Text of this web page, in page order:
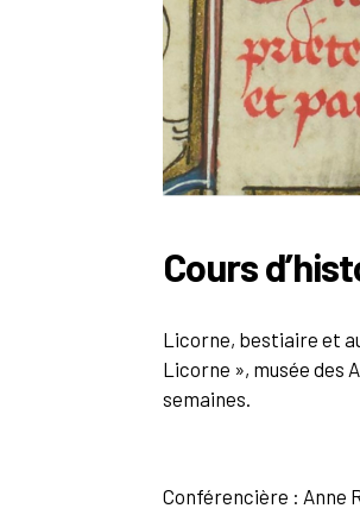
Cours
Licorne, bestiaire et
Licorne », musée des
semaines.
Conférencière : Anne